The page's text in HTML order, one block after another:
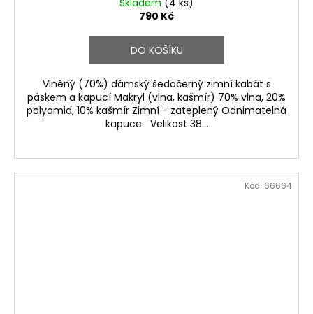
Skladem (4 ks)
790 Kč
DO KOŠÍKU
Vlněný (70%) dámský šedočerný zimní kabát s
páskem a kapucí Makryl (vlna, kašmír) 70% vlna, 20%
polyamid, 10% kašmír Zimní - zateplený Odnimatelná
kapuce Velikost 38...
Kód: 66664